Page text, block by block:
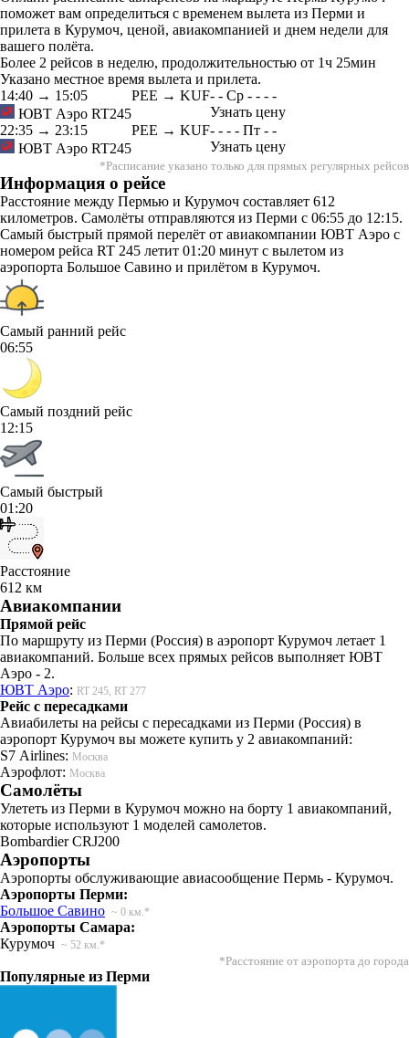
поможет вам определиться с временем вылета из Перми и
прилета в Курумоч, ценой, авиакомпанией и днем недели для
вашего полёта.
Более 2 рейсов в неделю, продолжительностью от 1ч 25мин
Указано местное время вылета и прилета.
14:40 → 15:05
ЮВТ Аэро RT245
PEE → KUF- - Ср - - - -
Узнать цену
22:35 → 23:15
ЮВТ Аэро RT245
PEE → KUF- - - - Пт - -
Узнать цену
*Расписание указано только для прямых регулярных рейсов
Информация о рейсе
Расстояние между Пермью и Курумоч составляет 612
километров. Самолёты отправляются из Перми с 06:55 до 12:15.
Самый быстрый прямой перелёт от авиакомпании ЮВТ Аэро с
номером рейса RT 245 летит 01:20 минут с вылетом из
аэропорта Большое Савино и прилётом в Курумоч.
Самый ранний рейс
06:55
Самый поздний рейс
12:15
Самый быстрый
01:20
Расстояние
612 км
Авиакомпании
Прямой рейс
По маршруту из Перми (Россия) в аэропорт Курумоч летает 1
авиакомпаний. Больше всех прямых рейсов выполняет ЮВТ
Аэро - 2.
ЮВТ Аэро: RT 245, RT 277
Рейс с пересадками
Авиабилеты на рейсы с пересадками из Перми (Россия) в
аэропорт Курумоч вы можете купить у 2 авиакомпаний:
S7 Airlines: Москва
Аэрофлот: Москва
Самолёты
Улететь из Перми в Курумоч можно на борту 1 авиакомпаний,
которые используют 1 моделей самолетов.
Bombardier CRJ200
Аэропорты
Аэропорты обслуживающие авиасообщение Пермь - Курумоч.
Аэропорты Перми:
Большое Савино ~ 0 км.*
Аэропорты Самара:
Курумоч ~ 52 км.*
*Расстояние от аэропорта до города
Популярные из Перми